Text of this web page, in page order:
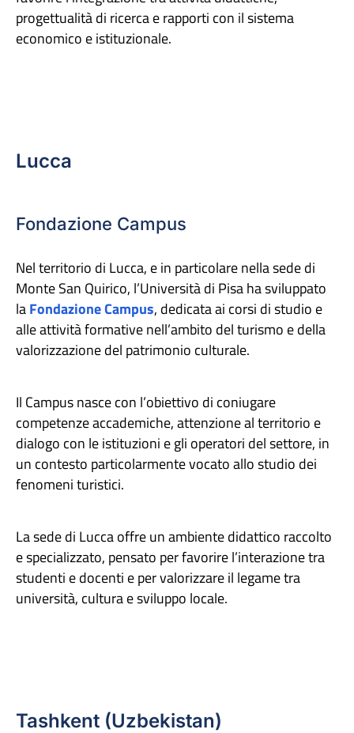
progettualità di ricerca e rapporti con il sistema
economico e istituzionale.
Lucca
Fondazione Campus
Nel territorio di Lucca, e in particolare nella sede di
Monte San Quirico, l’Università di Pisa ha sviluppato
laFondazione Campus, dedicata ai corsi di studio e
alle attività formative nell’ambito del turismo e della
valorizzazione del patrimonio culturale.
Il Campus nasce con l’obiettivo di coniugare
competenze accademiche, attenzione al territorio e
dialogo con le istituzioni e gli operatori del settore, in
un contesto particolarmente vocato allo studio dei
fenomeni turistici.
La sede di Lucca offre un ambiente didattico raccolto
e specializzato, pensato per favorire l’interazione tra
studenti e docenti e per valorizzare il legame tra
università, cultura e sviluppo locale.
Tashkent (Uzbekistan)